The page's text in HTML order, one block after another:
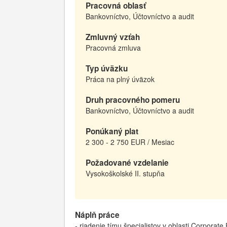
Pracovná oblasť
Bankovníctvo, Účtovníctvo a audit
Zmluvný vzťah
Pracovná zmluva
Typ úväzku
Práca na plný úväzok
Druh pracovného pomeru
Bankovníctvo, Účtovníctvo a audit
Ponúkaný plat
2 300 - 2 750 EUR / Mesiac
Požadované vzdelanie
Vysokoškolské II. stupňa
Náplň práce